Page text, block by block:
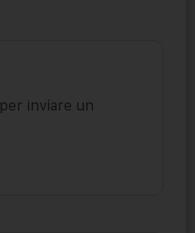
per inviare un